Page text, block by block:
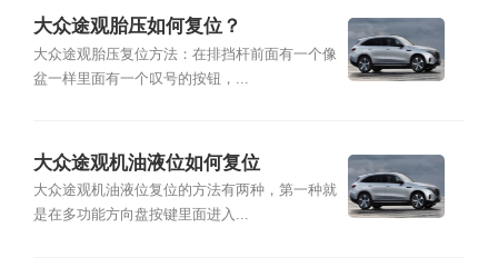
大众途观胎压如何复位？
大众途观胎压复位方法：在排挡杆前面有一个像
盆一样里面有一个叹号的按钮，...
大众途观机油液位如何复位
大众途观机油液位复位的方法有两种，第一种就
是在多功能方向盘按键里面进入...